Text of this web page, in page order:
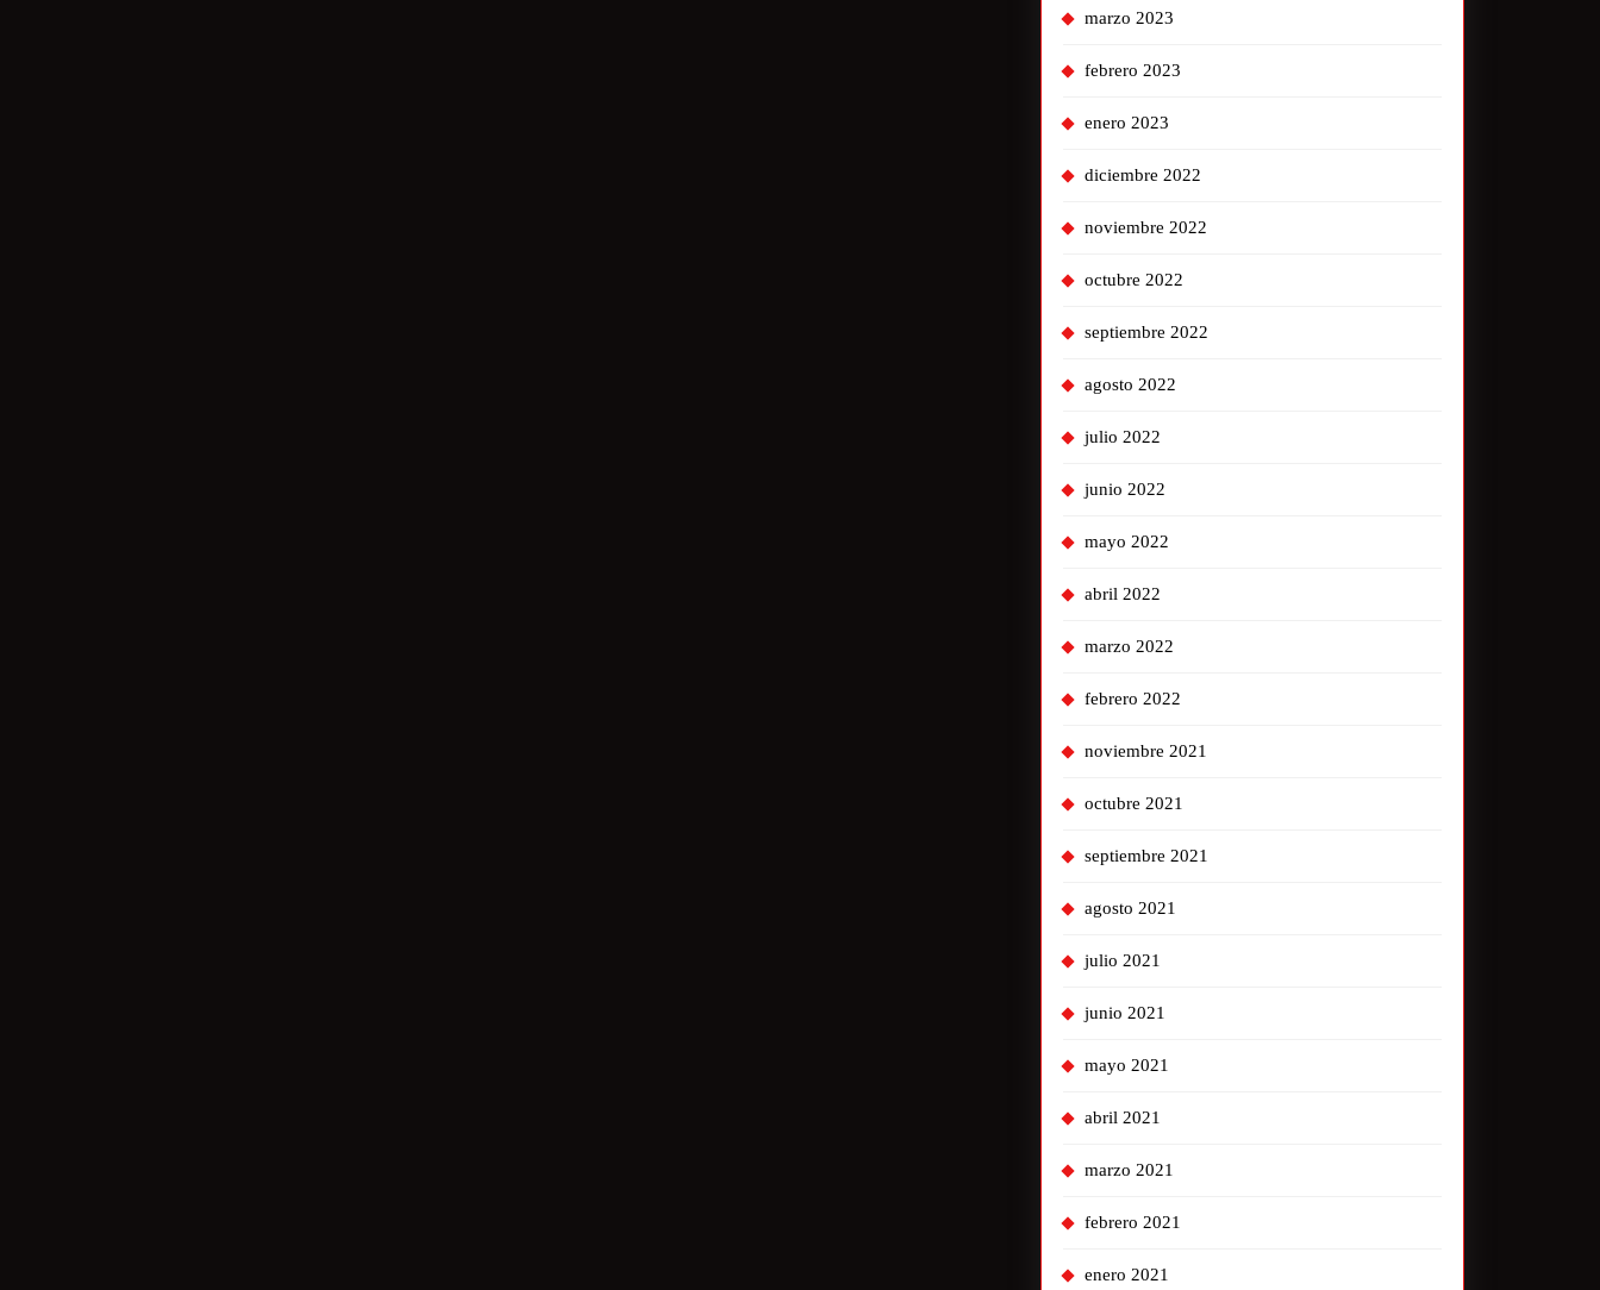
marzo 2023
febrero 2023
enero 2023
diciembre 2022
noviembre 2022
octubre 2022
septiembre 2022
agosto 2022
julio 2022
junio 2022
mayo 2022
abril 2022
marzo 2022
febrero 2022
noviembre 2021
octubre 2021
septiembre 2021
agosto 2021
julio 2021
junio 2021
mayo 2021
abril 2021
marzo 2021
febrero 2021
enero 2021